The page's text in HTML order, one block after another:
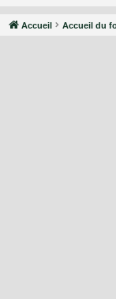
Accueil Accueil du